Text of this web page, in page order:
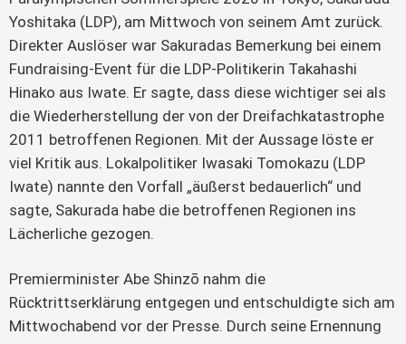
Yoshitaka (LDP), am Mittwoch von seinem Amt zurück.
Direkter Auslöser war Sakuradas Bemerkung bei einem
Fundraising-Event für die LDP-Politikerin Takahashi
Hinako aus Iwate. Er sagte, dass diese wichtiger sei als
die Wiederherstellung der von der Dreifachkatastrophe
2011 betroffenen Regionen. Mit der Aussage löste er
viel Kritik aus. Lokalpolitiker Iwasaki Tomokazu (LDP
Iwate) nannte den Vorfall „äußerst bedauerlich“ und
sagte, Sakurada habe die betroffenen Regionen ins
Lächerliche gezogen.
Premierminister Abe Shinzō nahm die
Rücktrittserklärung entgegen und entschuldigte sich am
Mittwochabend vor der Presse. Durch seine Ernennung